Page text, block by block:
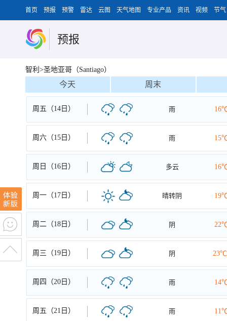
首页 预报 预警 雷达 云图 天气地图 专业产品 资讯 视频 节气
预报
智利>圣地亚哥（Santiago）
今天 周末
周五（14日） 雨
周六（15日） 雨
周日（16日） 多云
周一（17日） 晴转阴
周二（18日） 阴
周三（19日） 阴 23℃
周四（20日） 雨
周五（21日） 雨